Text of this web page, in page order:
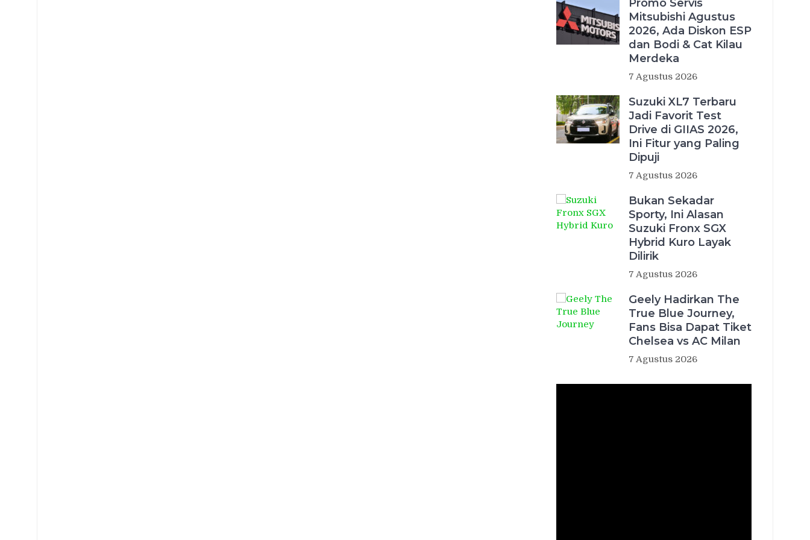
Promo Servis
Mitsubishi Agustus
2026, Ada Diskon ESP
dan Bodi & Cat Kilau
Merdeka
7 Agustus 2026
Suzuki XL7 Terbaru
Jadi Favorit Test
Drive di GIIAS 2026,
Ini Fitur yang Paling
Dipuji
7 Agustus 2026
Bukan Sekadar
Sporty, Ini Alasan
Suzuki Fronx SGX
Hybrid Kuro Layak
Dilirik
7 Agustus 2026
Geely Hadirkan The
True Blue Journey,
Fans Bisa Dapat Tiket
Chelsea vs AC Milan
7 Agustus 2026